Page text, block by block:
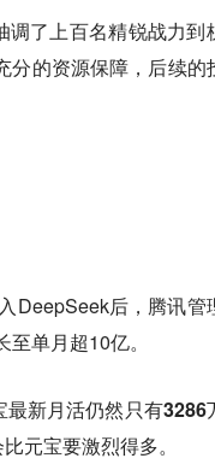
调了上百名精锐战力到
分的资源保障，后续的
DeepSeek后，腾讯管
单月超10亿。
新月活仍然只有3286
元宝要激烈得多。